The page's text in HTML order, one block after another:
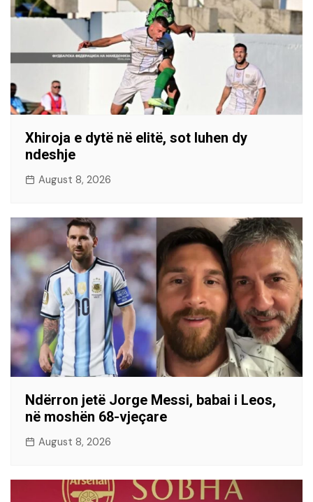
Xhiroja e dytë në elitë, sot luhen dy
ndeshje
August 8, 2026
Ndërron jetë Jorge Messi, babai i Leos,
në moshën 68-vjeçare
August 8, 2026